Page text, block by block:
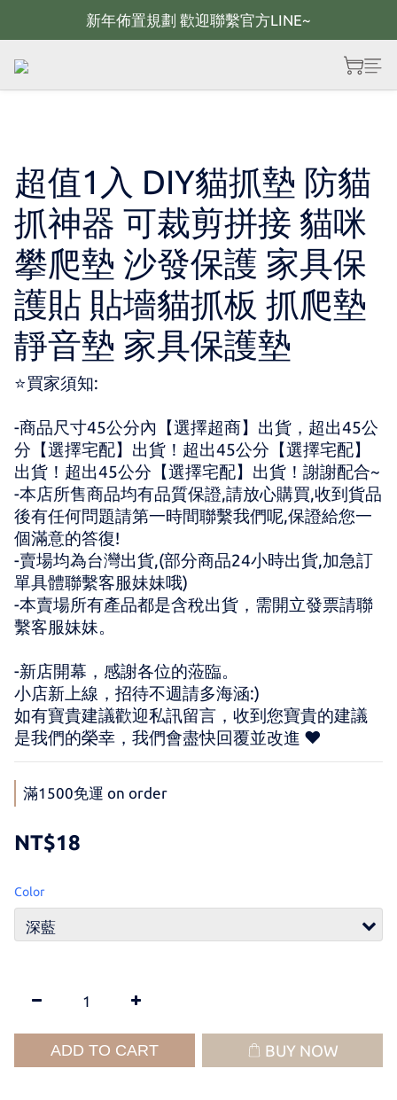
新年佈置規劃 歡迎聯繫官方LINE~
新年佈置規劃 歡迎聯繫官方LINE~
新年燈飾 現貨供應；大量採購 歡迎聯繫官方line
超值1入 DIY貓抓墊 防貓
抓神器 可裁剪拼接 貓咪
攀爬墊 沙發保護 家具保
護貼 貼墻貓抓板 抓爬墊
靜音墊 家具保護墊
⭐買家須知:
-商品尺寸45公分內【選擇超商】出貨，超出45公
分【選擇宅配】出貨！超出45公分【選擇宅配】
出貨！超出45公分【選擇宅配】出貨！謝謝配合~
-本店所售商品均有品質保證,請放心購買,收到貨品
後有任何問題請第一時間聯繫我們呢,保證給您一
個滿意的答復!
-賣場均為台灣出貨,(部分商品24小時出貨,加急訂
單具體聯繫客服妹妹哦)
-本賣場所有產品都是含稅出貨，需開立發票請聯
繫客服妹妹。
-新店開幕，感謝各位的蒞臨。
小店新上線，招待不週請多海涵:)
如有寶貴建議歡迎私訊留言，收到您寶貴的建議
是我們的榮幸，我們會盡快回覆並改進 ♥
滿1500免運 on order
NT$18
Color
ADD TO CART BUY NOW